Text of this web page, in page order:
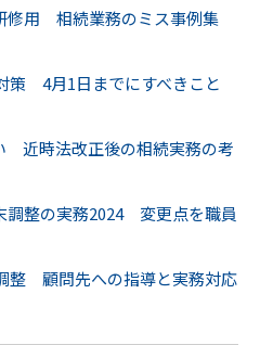
修用 相続業務のミス事例集
策 4月1日までにすべきこと
近時法改正後の相続実務の考
整の実務2024 変更点を職員
整 顧問先への指導と実務対応